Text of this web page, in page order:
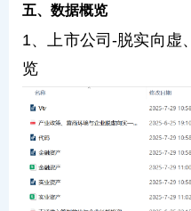
五、数据概览
1、上市公司-脱实向虚
览